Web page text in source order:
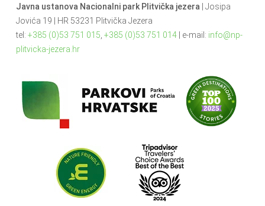
Javna ustanova Nacionalni park Plitvička jezera | Josipa
Jovića 19 | HR 53231 Plitvička Jezera
tel: +385 (0)53 751 015 +385 (0)53 751 014| e-mail: info@np-
plitvicka-jezera.hr